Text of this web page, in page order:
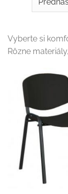
Vyberte si
Rôzne